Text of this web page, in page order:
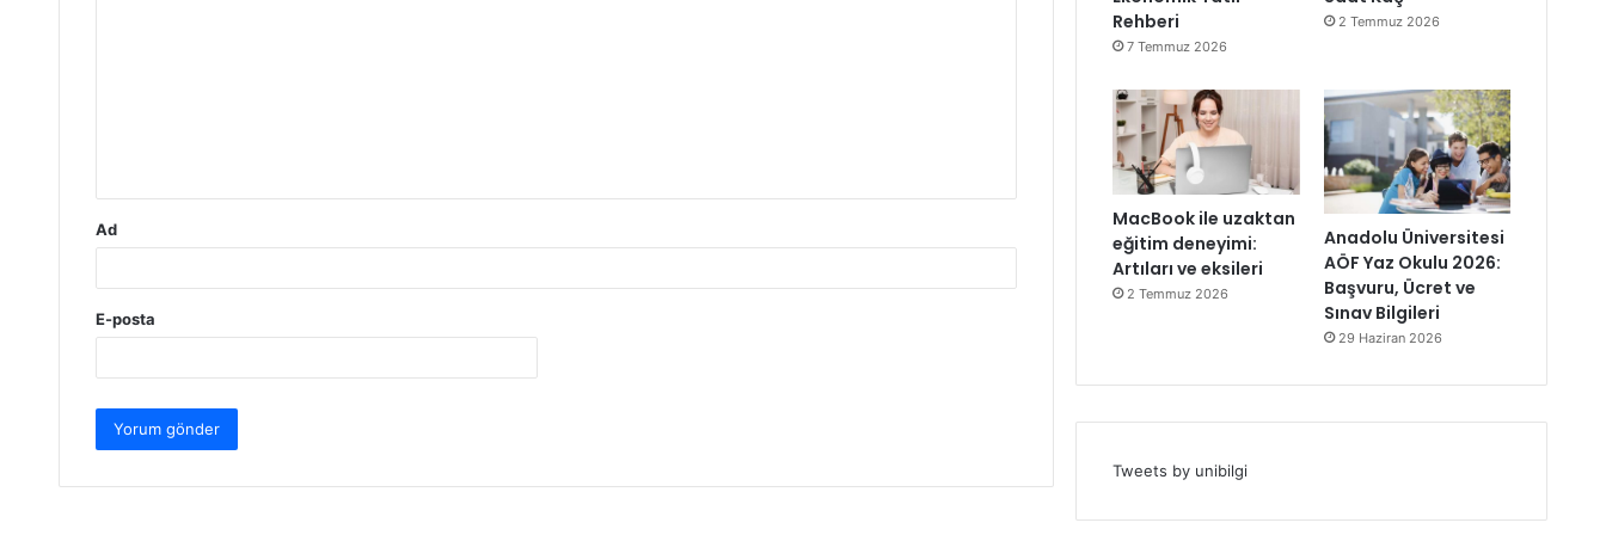
Ad
E-posta
Rehberi
7 Temmuz 2026
2 Temmuz 2026
MacBook ile uzaktan
eğitim deneyimi:
Artıları ve eksileri
2 Temmuz 2026
Anadolu Üniversitesi
AÖF Yaz Okulu 2026:
Başvuru, Ücret ve
Sınav Bilgileri
29 Haziran 2026
Tweets by unibilgi